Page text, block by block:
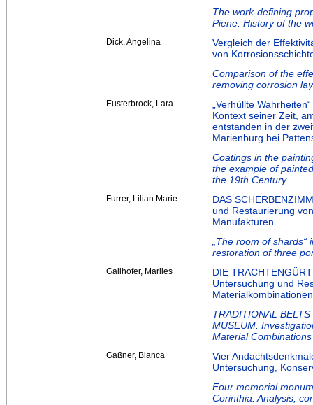
The work-defining
Piene: History of the
Dick, Angelina
Vergleich der
von
Comparison of the
removing corrosion
Eusterbrock, Lara
„Verhüllte
Kontext seiner Zeit,
entstanden in der
Marienburg bei
Coatings in the
the example of
the 19th Century
Furrer, Lilian Marie
DAS
und Restaurierung
Manufakturen
„The room of shards“
restoration of three
Gailhofer, Marlies
DIE
Untersuchung und
TRADITIONAL
MUSEUM.
Material
Gaßner, Bianca
Vier
Untersuchung,
Four memorial
Corinthia. Analysis,